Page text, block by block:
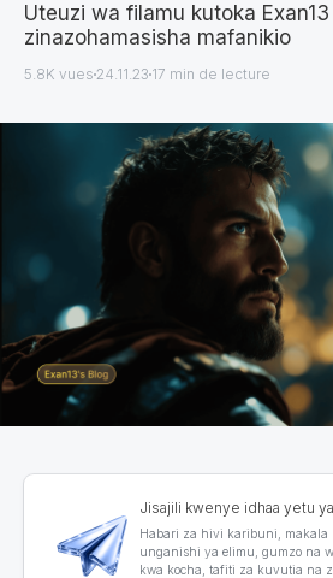
Uteuzi wa filamu kutoka
zinazohamasisha mafanikio
5.8K vues 24.11.23 17 min de lecture
Jisajili kwenye idhaa yetu
Habari za hivi karibuni, makala
unganishi ya elimu, gumzo na
kwa kocha, tafiti za kuvutia na